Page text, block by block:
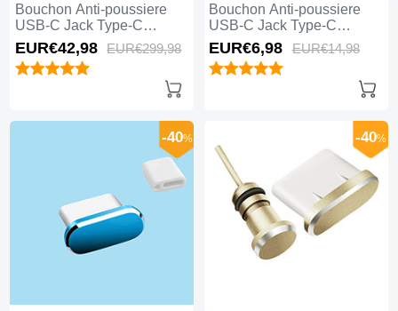
Bouchon Anti-poussiere
USB-C Jack Type-C
Universel 20PCS pour
Apple iPhone 15 Plus Noir
EUR€42,98 EUR€299,98
Bouchon Anti-poussiere
USB-C Jack Type-C
Universel H11 pour Apple
iPhone 15 Plus Noir
EUR€6,98 EUR€14,98
-40% -40%